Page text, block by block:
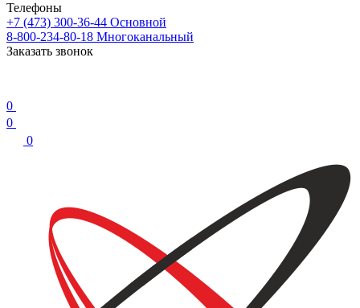
Телефоны
+7 (473) 300-36-44 Основной
8-800-234-80-18 Многоканальный
Заказать звонок
0
0
0